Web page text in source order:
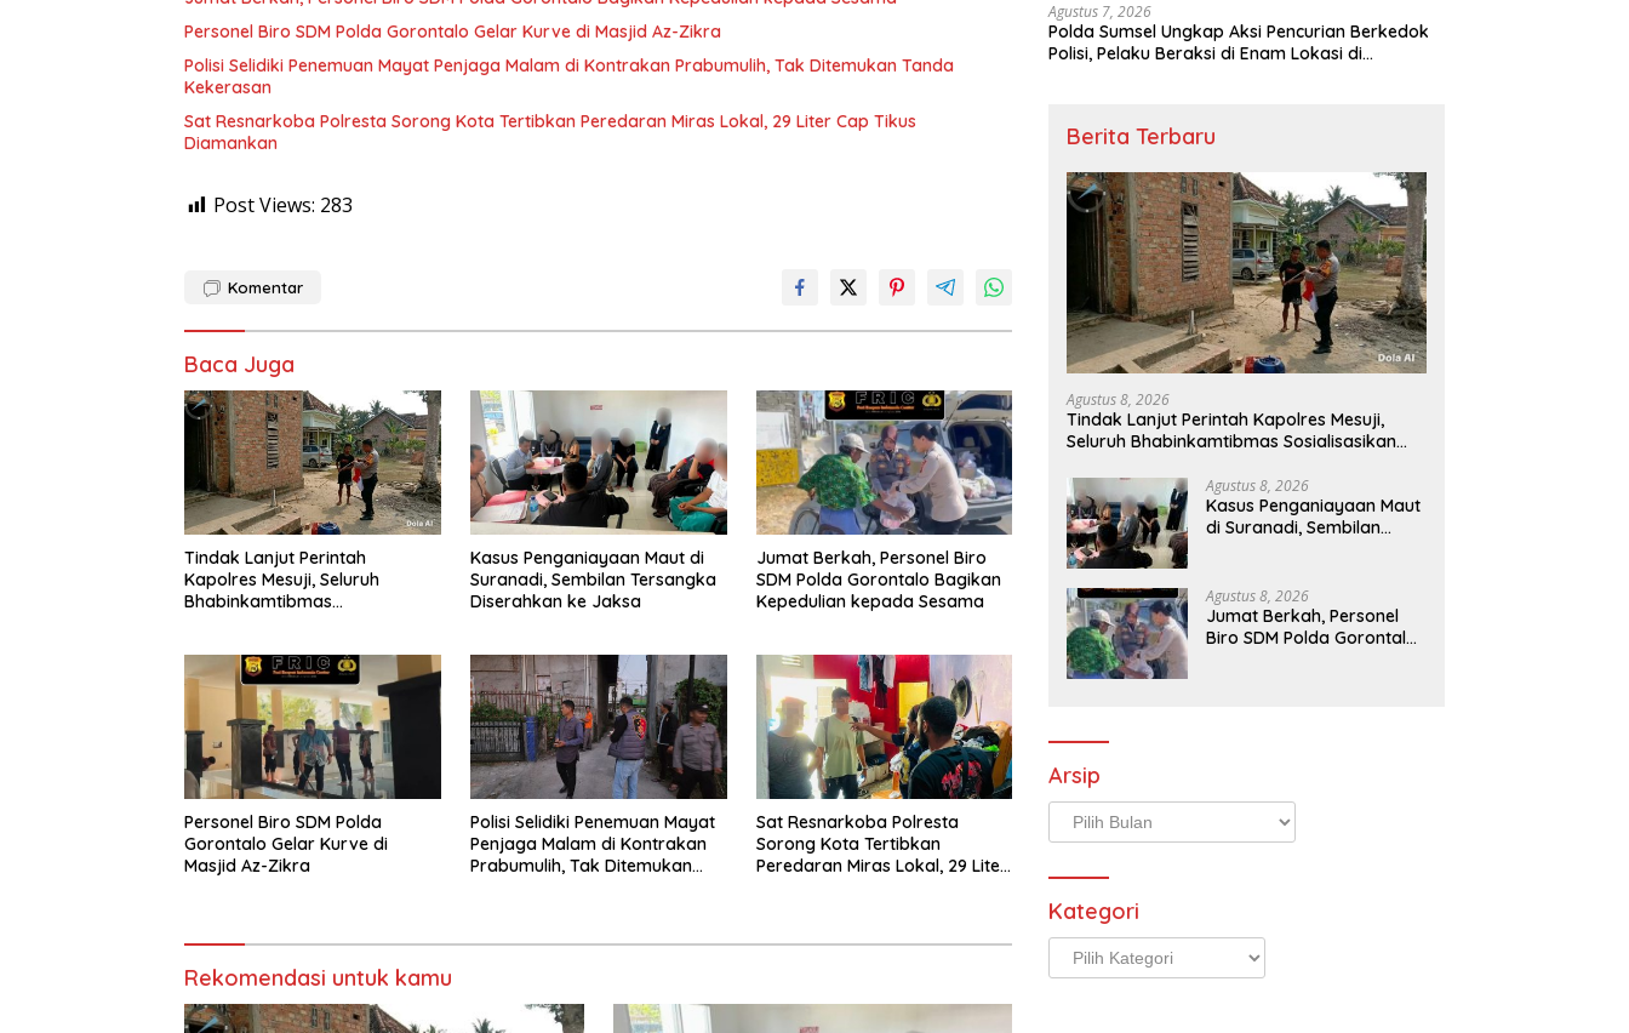
Personel Biro SDM Polda Gorontalo Gelar Kurve di Masjid Az-Zikra
Polisi Selidiki Penemuan Mayat Penjaga Malam di Kontrakan Prabumulih, Tak Ditemukan Tanda
Kekerasan
Sat Resnarkoba Polresta Sorong Kota Tertibkan Peredaran Miras Lokal, 29 Liter Cap Tikus
Diamankan
Post Views: 283
Komentar
Baca Juga
Tindak Lanjut Perintah
Kapolres Mesuji, Seluruh
Bhabinkamtibmas
Masyarakat
Kasus Penganiayaan Maut di
Suranadi, Sembilan Tersangka
Diserahkan ke Jaksa
Jumat Berkah, Personel Biro
SDM Polda Gorontalo Bagikan
Kepedulian kepada Sesama
Personel Biro SDM Polda
Gorontalo Gelar Kurve di
Masjid Az-Zikra
Polisi Selidiki Penemuan Mayat
Penjaga Malam di Kontrakan
Prabumulih, Tak Ditemukan
Sat Resnarkoba Polresta
Sorong Kota Tertibkan
Peredaran Miras Lokal, 29 Liter
Rekomendasi untuk kamu
Timbangan Digital
Agustus 7, 2026
Polda Sumsel Ungkap Aksi Pencurian Berkedok
Polisi, Pelaku Beraksi di Enam Lokasi di
Berita Terbaru
Agustus 8, 2026
Tindak Lanjut Perintah Kapolres Mesuji,
Seluruh Bhabinkamtibmas Sosialisasikan
Masyarakat
Agustus 8, 2026
Kasus Penganiayaan Maut
di Suranadi, Sembilan
Agustus 8, 2026
Jumat Berkah, Personel
Biro SDM Polda Gorontalo
Arsip
Arsip
Kategori
Kategori